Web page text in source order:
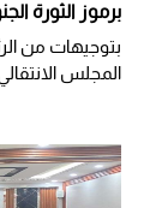
برموز الثورة
بتوجيهات من
المجلس الانتقالي